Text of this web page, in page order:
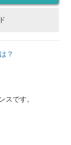
？
スです。